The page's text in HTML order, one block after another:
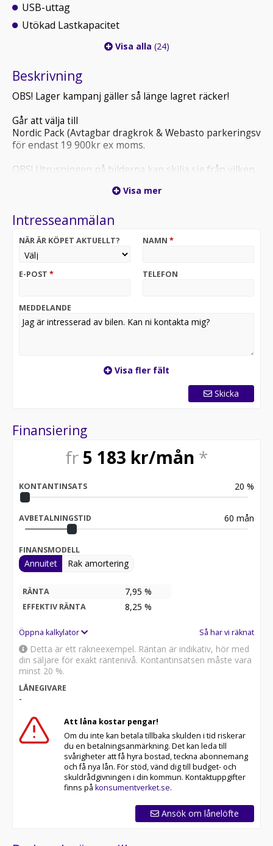
USB-uttag
Utökad Lastkapacitet
Visa alla (24)
Beskrivning
OBS! Lager kampanj gäller så länge lagret räcker!
Går att välja till
Nordic Pack (Avtagbar dragkrok & Webasto
för endast 19 900kr ex moms.
OBS! Utrusningen på bilderna kan skilja sig från vilken
Visa mer
Intresseanmälan
NÄR ÄR KÖPET AKTUELLT? NAMN *
E-POST * TELEFON
MEDDELANDE
Visa fler fält
Skicka
Finansiering
fr 5 183 kr/mån *
KONTANTINSATS 20 %
AVBETALNINGSTID 60 mån
FINANSMODELL
Annuitet Rak amortering
RÄNTA 7,95 %
EFFEKTIV RÄNTA 8,25 %
Öppna kalkylator Så har vi räknat
Detta är ett räkneexempel. Räntan är indikativ, hör med
din säljare för exakt räntenivå. Kontantinsatsen måste vara
minst 20 %.
LÅNEGIVARE
-
Att låna kostar pengar!
Om du inte kan betala tillbaka skulden i tid riskerar
du en betalningsanmärkning. Det kan leda till
svårigheter att få hyra bostad, teckna abonnemang
och få nya lån. För stöd, vänd dig till budget- och
skuldrådgivningen i din kommun. Kontaktuppgifter
finns på konsumentverket.se.
Ansök om lånelöfte